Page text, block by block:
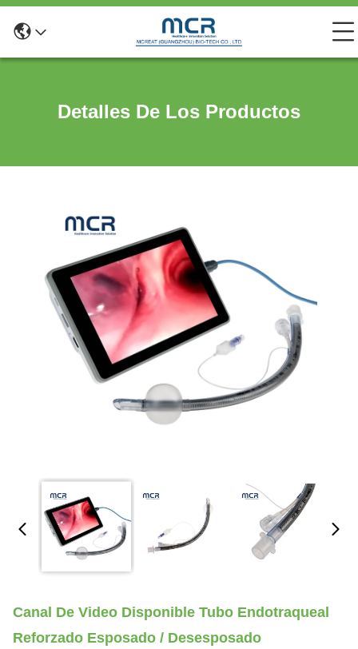
Detalles De Los Productos
Canal De Video Disponible Tubo Endotraqueal
Reforzado Esposado / Desesposado